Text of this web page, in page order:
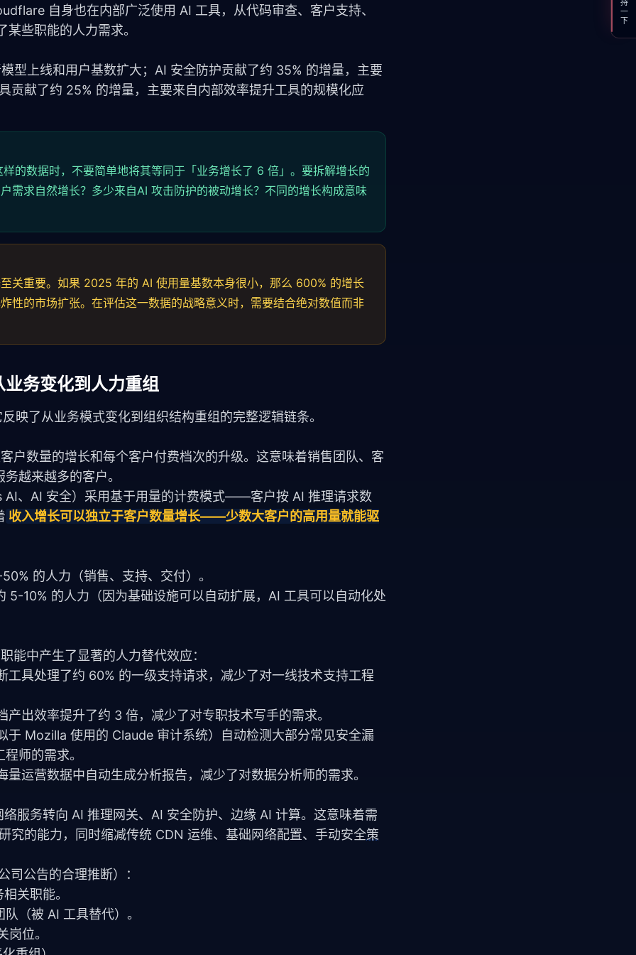
自身也在内部广泛使用 AI 工具，从代码审查、客户支持、
些职能的人力需求。
型上线和用户基数扩大；AI 安全防护贡献了约 35% 的增量，主要
贡献了约 25% 的增量，主要来自内部效率提升工具的规模化应
的数据时，不要简单地将其等同于「业务增长了 6 倍」。要拆解增长的
求自然增长？多少来自AI 攻击防护的被动增长？不同的增长构成意味
关重要。如果 2025 年的 AI 使用量基数本身很小，那么 600% 的增长
性的市场扩张。在评估这一数据的战略意义时，需要结合绝对数值而非
务变化到人力重组
映了从业务模式变化到组织结构重组的完整逻辑链条。
户数量的增长和每个客户付费档次的升级。这意味着销售团队、客
越来越多的客户。
、AI 安全）采用基于用量的计费模式——客户按 AI 推理请求数
收入增长可以独立于客户数量增长——少数大客户的高用量就能驱
的人力（销售、支持、交付）。
10% 的人力（因为基础设施可以自动扩展，AI 工具可以自动化处
能中产生了显著的人力替代效应：
具处理了约 60% 的一级支持请求，减少了对一线技术支持工程
出效率提升了约 3 倍，减少了对专职技术写手的需求。
于 Mozilla 使用的 Claude 审计系统）自动检测大部分常见安全漏
师的需求。
运营数据中自动生成分析报告，减少了对数据分析师的需求。
服务转向 AI 推理网关、AI 安全防护、边缘 AI 计算。这意味着需
究的能力，同时缩减传统 CDN 运维、基础网络配置、手动安全策
司公告的合理推断）：
关职能。
（被 AI 工具替代）。
位。